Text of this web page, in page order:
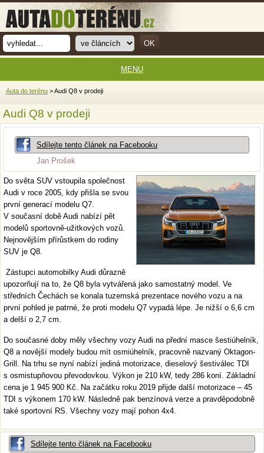
Auta do terénu > Audi Q8 v prodeji
Audi Q8 v prodeji
Sdílejte tento článek na Facebooku
Jan Prošek
Do světa SUV vstoupila společnost
Audi v roce 2005, kdy přišla se svou
první generací modelu Q7.
V současní době Audi nabízí pět
modelů sportovně-užitkových vozů.
Nejnovějším přírůstkem do rodiny
SUV je Q8.
Zástupci automobilky Audi důrazně
upozorňují na to, že Q8 byla vytvářená jako samostatný model. Ve
středních Čechách se konala tuzemská prezentace nového vozu a na
první pohled je patrné, že proti modelu Q7 vypadá lépe. Je nižší o 6,6 cm
a delší o 2,7 cm.
Do současné doby měly všechny vozy Audi na přední masce šestiúhelník,
Q8 a novější modely budou mít osmiúhelník, pracovně nazvaný Oktagon-
Grill. Na trhu se nyní nabízí jediná motorizace, dieselový šestiválec TDI
s osmistupňovou převodovkou. Výkon je 210 kW, tedy 286 koní. Základní
cena je 1 945 900 Kč. Na začátku roku 2019 přijde další motorizace – 45
TDI s výkonem 170 kW. Následně pak benzínová verze a pravděpodobně
také sportovní RS. Všechny vozy mají pohon 4x4.
Sdílejte tento článek na Facebooku
MENU